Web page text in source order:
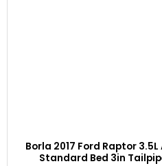
Borla 2017 Ford Raptor 3.5L
Standard Bed 3in